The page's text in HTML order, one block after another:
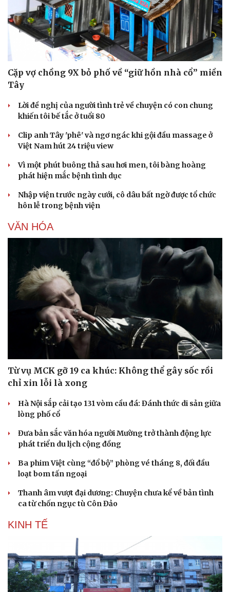
Cặp vợ chồng 9X bỏ phố về “giữ hồn nhà cổ” miền
Tây
Lời đề nghị của người tình trẻ về chuyện có con chung
khiến tôi bế tắc ở tuổi 80
Clip anh Tây 'phê' và ngơ ngác khi gội đầu massage ở
Việt Nam hút 24 triệu view
Vì một phút buông thả sau hơi men, tôi bàng hoàng
phát hiện mắc bệnh tình dục
Nhập viện trước ngày cưới, cô dâu bất ngờ được tổ chức
hôn lễ trong bệnh viện
VĂN HÓA
Từ vụ MCK gỡ 19 ca khúc: Không thể gây sốc rồi
chỉ xin lỗi là xong
Hà Nội sắp cải tạo 131 vòm cầu đá: Đánh thức di sản giữa
lòng phố cổ
Đưa bản sắc văn hóa người Mường trở thành động lực
phát triển du lịch cộng đồng
Ba phim Việt cùng “đổ bộ” phòng vé tháng 8, đối đầu
loạt bom tấn ngoại
Thanh âm vượt đại dương: Chuyện chưa kể về bản tình
ca từ chốn ngục tù Côn Đảo
KINH TẾ